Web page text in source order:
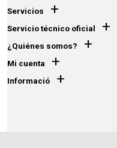
Servicios +
Servicio técnico oficial +
¿Quiénes somos? +
Mi cuenta +
Informació +